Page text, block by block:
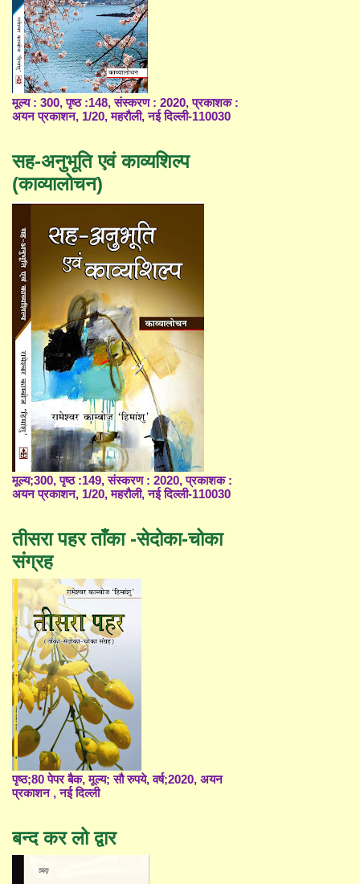
मूल्य : 300, पृष्ठ :148, संस्करण : 2020, प्रकाशक :
अयन प्रकाशन, 1/20, महरौली, नई दिल्ली-110030
सह-अनुभूति एवं काव्यशिल्प
(काव्यालोचन)
मूल्य;300, पृष्ठ :149, संस्करण : 2020, प्रकाशक :
अयन प्रकाशन, 1/20, महरौली, नई दिल्ली-110030
तीसरा पहर ताँका -सेदोका-चोका
संग्रह
पृष्ठ;80 पेपर बैक, मूल्य; सौ रुपये, वर्ष;2020, अयन
प्रकाशन , नई दिल्ली
बन्द कर लो द्वार